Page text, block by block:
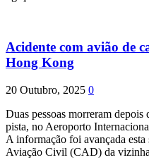
Acidente com avião de
Hong Kong
20 Outubro, 2025 0
Duas pessoas morreram
pista, no Aeroporto
A informação foi avançada
Aviação Civil (CAD) da